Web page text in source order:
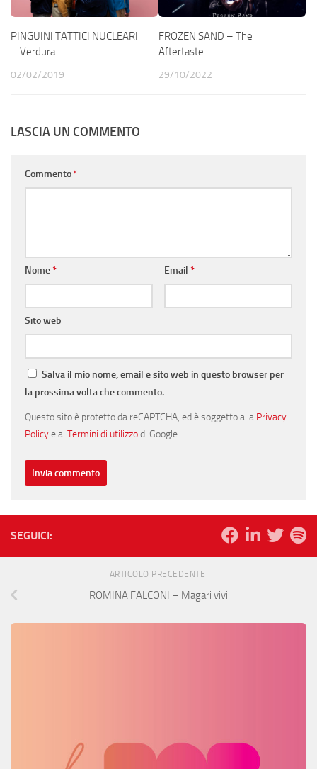
PINGUINI TATTICI NUCLEARI
– Verdura
02/02/2019
FROZEN SAND – The
Aftertaste
29/10/2022
LASCIA UN COMMENTO
Commento*
Nome* Email *
Sito web
Salva il mio nome, email e sito web in questo browser per
la prossima volta che commento.
Questo sito è protetto da reCAPTCHA, ed è soggetto alla Privacy
Policye ai Termini di utilizzodi Google.
SEGUICI:
ARTICOLO PRECEDENTE
ROMINA FALCONI – Magari vivi